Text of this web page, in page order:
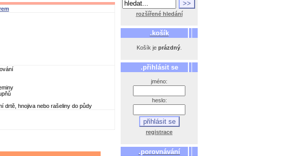
rozšířené hledání
.košík
Košík je prázdný
.přihlásit se
jméno:
heslo:
registrace
.porovnávání
drtě, hnojiva nebo rašeliny do půdy